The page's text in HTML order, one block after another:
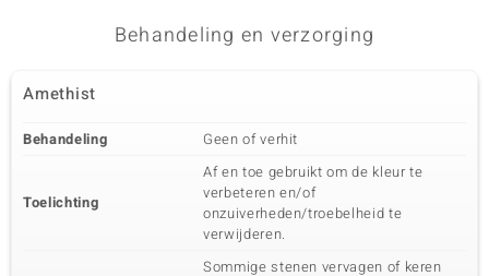
Behandeling en verzorging
Amethist
Behandeling Geen of verhit
Toelichting
Af en toe gebruikt om de kleur te
verbeteren en/of
onzuiverheden/troebelheid te
verwijderen.
Sommige stenen vervagen of keren